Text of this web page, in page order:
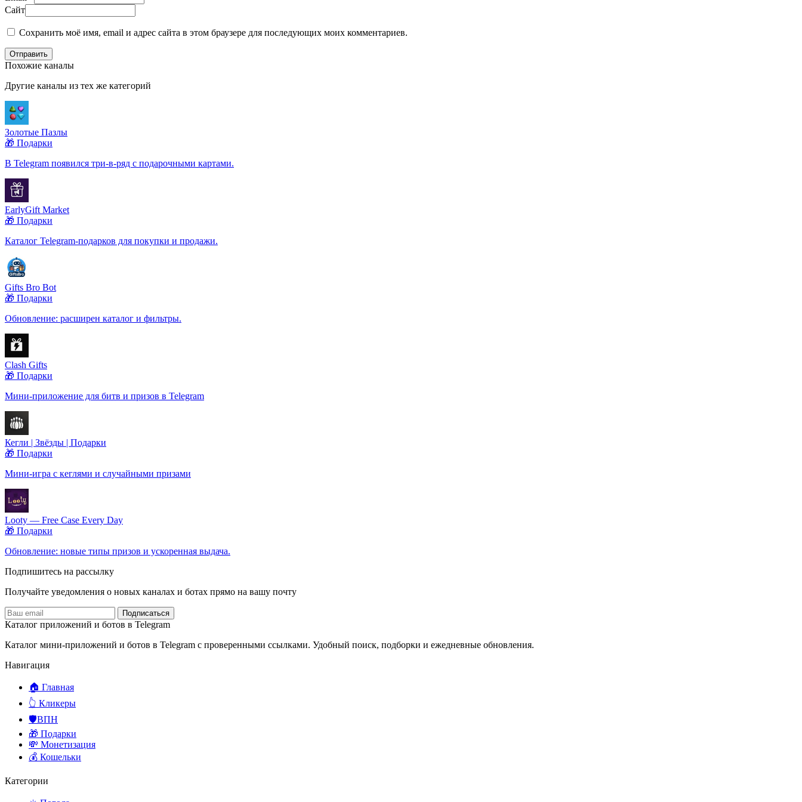
Сайт
Сохранить моё имя, email и адрес сайта в этом браузере для последующих моих комментариев.
Отправить
Похожие каналы
Другие каналы из тех же категорий
Золотые Пазлы
🎁 Подарки
В Telegram появился три-в-ряд с подарочными картами.
EarlyGift Market
🎁 Подарки
Каталог Telegram-подарков для покупки и продажи.
Gifts Bro Bot
🎁 Подарки
Обновление: расширен каталог и фильтры.
Clash Gifts
🎁 Подарки
Мини-приложение для битв и призов в Telegram
Кегли | Звёзды | Подарки
🎁 Подарки
Мини-игра с кеглями и случайными призами
Looty — Free Case Every Day
🎁 Подарки
Обновление: новые типы призов и ускоренная выдача.
Подпишитесь на рассылку
Получайте уведомления о новых каналах и ботаx прямо на вашу почту
Подписаться
Каталог приложений и ботов в Telegram
Каталог мини-приложений и ботов в Telegram с проверенными ссылками. Удобный поиск, подборки и ежедневные обновления.
Навигация
🏠 Главная
👆 Кликеры
🛡️ВПН
🎁 Подарки
💸 Монетизация
💰 Кошельки
Категории